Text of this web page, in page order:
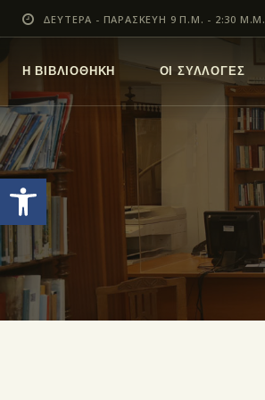
Ανοίξτε τη γραμμή εργαλείων
ΔΕΥΤΕΡΑ - ΠΑΡΑΣΚΕΥΗ 9 Π.Μ. - 2:30 Μ.Μ.
Η ΒΙΒΛΙΟΘΗΚΗ ΟΙ ΣΥΛΛΟΓΕΣ